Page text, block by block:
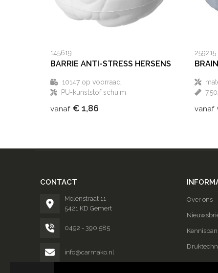
145619
BARRIE ANTI-STRESS HERSENS
10147op voorraad
PU-kunststof schuim
vanaf € 1,86
259215
BRAIN
vanaf
CONTACT
Molenstraat 11
5421 KD Gemert
0492 - 390 585
info@carmako.nl
Over ons